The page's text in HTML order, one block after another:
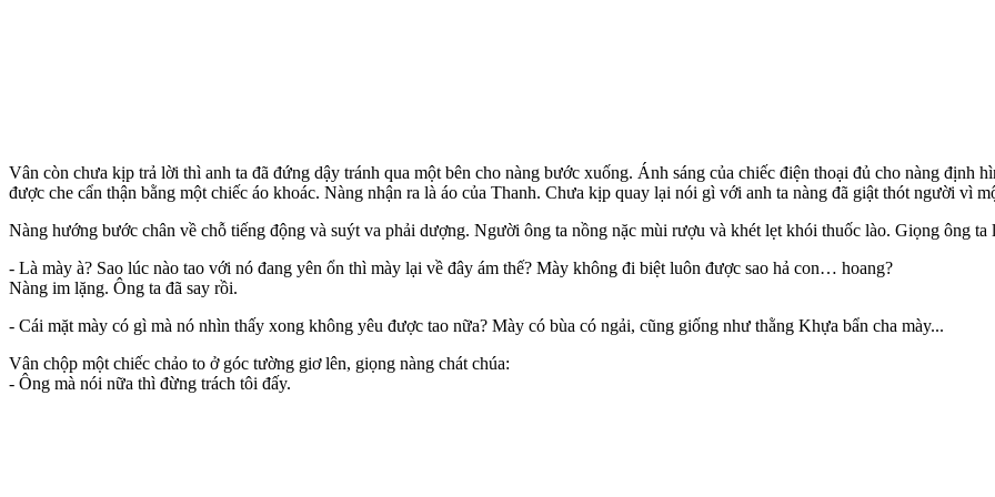
Vân còn chưa kịp trả lời thì anh ta đã đứng dậy tránh qua một bên cho nàng bước xuống. Ánh sáng của chiếc điện thoại đủ cho nàng định
được che cẩn thận bằng một chiếc áo khoác. Nàng nhận ra là áo của Thanh. Chưa kịp quay lại nói gì với anh ta nàng đã giật thót người vì
Nàng hướng bước chân về chỗ tiếng động và suýt va phải dượng. Người ông ta nồng nặc mùi rượu và khét lẹt khói thu‌ốc là‌o. Giọng ông ta
- Là mày à? Sao lúc nào tao với nó đang yên ổn thì mày lại về đây ám thế? Mày không đi biệt luôn được sao hả con… hoang?
Nàng im lặng. Ông ta đã say rồi.
- Cái mặt mày có gì mà nó nhìn thấy xong không yêu được tao nữa? Mày có bùa có ngải, cũng giống như thằng Khựa bẩn cha mày...
Vân chộp một chiếc chảo to ở góc tường giơ lên, giọng nàng chát chúa:
- Ông mà nói nữa thì đừng trách tôi đấy.